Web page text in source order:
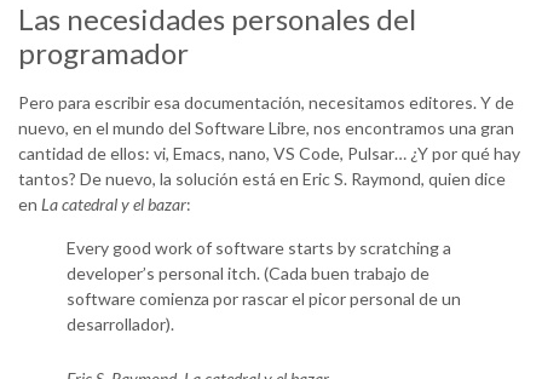
Las necesidades personales del
programador
Pero para escribir esa documentación, necesitamos editores. Y de
nuevo, en el mundo del Software Libre, nos encontramos una gran
cantidad de ellos: vi, Emacs, nano, VS Code, Pulsar… ¿Y por qué hay
tantos? De nuevo, la solución está en Eric S. Raymond, quien dice
en La catedral y el bazar:
Every good work of software starts by scratching a
developer’s personal itch. (Cada buen trabajo de
software comienza por rascar el picor personal de un
desarrollador).